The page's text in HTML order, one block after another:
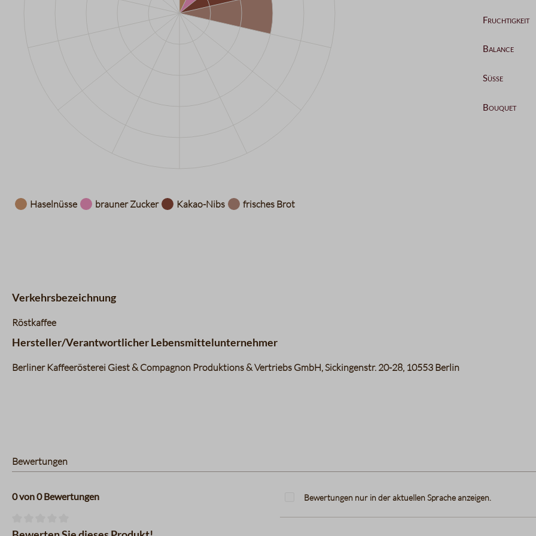
Datentabelle für das Diagramm: Aromarad
Haselnüsse brauner Zucker Kakao-Nibs frisches Brot
Verkehrsbezeichnung
Röstkaffee
Hersteller/Verantwortlicher Lebensmittelunternehmer
Berliner Kaffeerösterei Giest & Compagnon Produktions & Vertriebs GmbH, Sickingenstr. 20-28, 10553 Berlin
Bewertungen
0 von 0 Bewertungen
Durchschnittliche Bewertung von 0 von 5 Sternen
Bewertungen nur in der aktuellen Sprache anzeigen.